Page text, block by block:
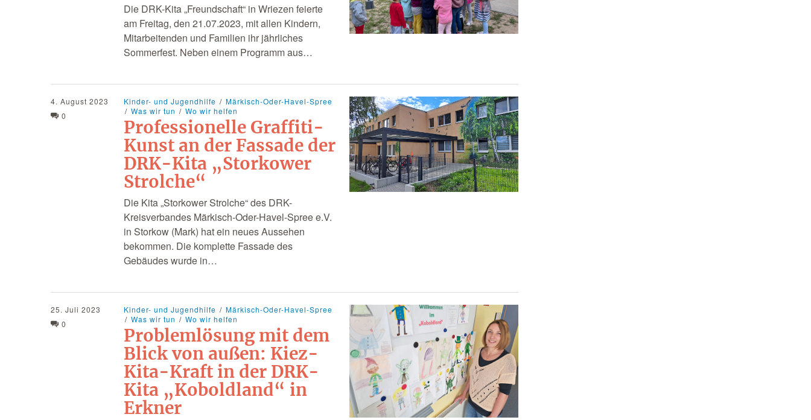
Die DRK-Kita „Freundschaft“ in Wriezen feierte
am Freitag, den 21.07.2023, mit allen Kindern,
Mitarbeitenden und Familien ihr jährliches
Sommerfest. Neben einem Programm aus…
4. August 2023
0
Kinder- und Jugendhilfe
Märkisch-Oder-Havel-Spree
Was wir tun
Wo wir helfen
Professionelle Graffiti-
Kunst an der Fassade der
DRK-Kita „Storkower
Strolche“
Die Kita „Storkower Strolche“ des DRK-
Kreisverbandes Märkisch-Oder-Havel-Spree e.V.
in Storkow (Mark) hat ein neues Aussehen
bekommen. Die komplette Fassade des
Gebäudes wurde in…
25. Juli 2023
0
Kinder- und Jugendhilfe
Märkisch-Oder-Havel-Spree
Was wir tun
Wo wir helfen
Problemlösung mit dem
Blick von außen: Kiez-
Kita-Kraft in der DRK-
Kita „Koboldland“ in
Erkner